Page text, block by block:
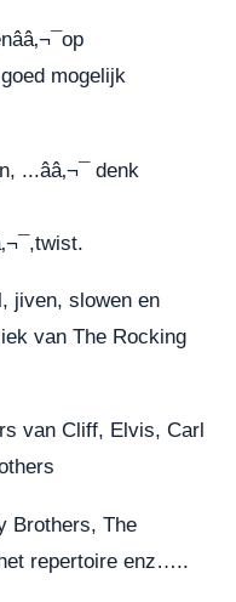
mogelijk
...ââ‚¬¯ denk
jiven, slowen en
van The Rocking
van Cliff, Elvis, Carl
Brothers, The
repertoire enz…..